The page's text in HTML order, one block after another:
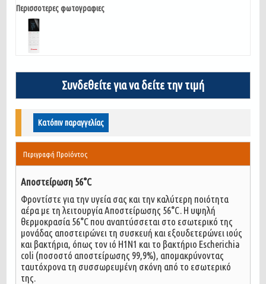
Περισσοτερες φωτογραφιες
Συνδεθείτε για να δείτε την τιμή
Κατόπιν παραγγελίας
Περιγραφή Προϊόντος
Αποστείρωση 56°C
Φροντίστε για την υγεία σας και την καλύτερη ποιότητα
αέρα με τη λειτουργία Αποστείρωσης 56°C. Η υψηλή
θερμοκρασία 56°C που αναπτύσσεται στο εσωτερικό της
μονάδας αποστειρώνει τη συσκευή και εξουδετερώνει ιούς
και βακτήρια, όπως τον ιό H1N1 και το βακτήριο Escherichia
coli (ποσοστό αποστείρωσης 99,9%), απομακρύνοντας
ταυτόχρονα τη συσσωρευμένη σκόνη από το εσωτερικό
της.